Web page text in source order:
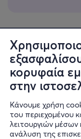
κορυφαία
στην
Κάνουμε χρήση
του περιεχομένου
λειτουργιών μέσων
ανάλυση της
Πληροφορίες
Υποστήριξη
Stay Connected